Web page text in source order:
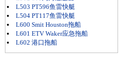
L503 PT596鱼雷快艇
L504 PT117鱼雷快艇
L600 Smit Houston拖船
L601 ETV Waker应急拖船
L602 港口拖船